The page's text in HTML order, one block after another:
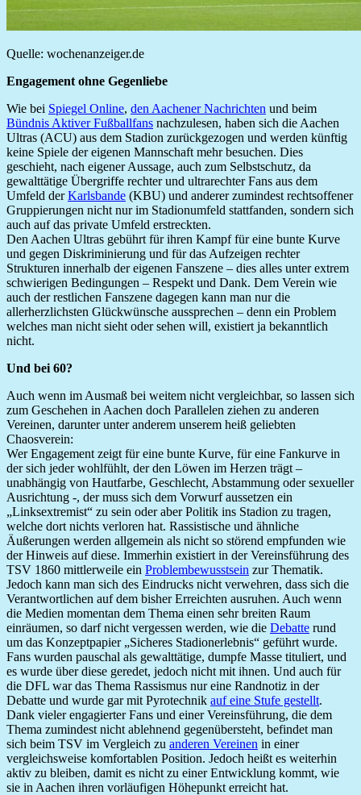
Quelle: wochenanzeiger.de
Engagement ohne Gegenliebe
Wie bei Spiegel Online, den Aachener Nachrichten und beim
Bündnis Aktiver Fußballfans nachzulesen, haben sich die Aachen
Ultras (ACU) aus dem Stadion zurückgezogen und werden künftig
keine Spiele der eigenen Mannschaft mehr besuchen. Dies
geschieht, nach eigener Aussage, auch zum Selbstschutz, da
gewalttätige Übergriffe rechter und ultrarechter Fans aus dem
Umfeld derKarlsbande (KBU) und anderer zumindest rechtsoffener
Gruppierungen nicht nur im Stadionumfeld stattfanden, sondern sich
auch auf das private Umfeld erstreckten.
Den Aachen Ultras gebührt für ihren Kampf für eine bunte Kurve
und gegen Diskriminierung und für das Aufzeigen rechter
Strukturen innerhalb der eigenen Fanszene – dies alles unter extrem
schwierigen Bedingungen – Respekt und Dank. Dem Verein wie
auch der restlichen Fanszene dagegen kann man nur die
allerherzlichsten Glückwünsche aussprechen – denn ein Problem
welches man nicht sieht oder sehen will, existiert ja bekanntlich
nicht.
Und bei 60?
Auch wenn im Ausmaß bei weitem nicht vergleichbar, so lassen sich
zum Geschehen in Aachen doch Parallelen ziehen zu anderen
Vereinen, darunter unter anderem unserem heiß geliebten
Chaosverein:
Wer Engagement zeigt für eine bunte Kurve, für eine Fankurve in
der sich jeder wohlfühlt, der den Löwen im Herzen trägt –
unabhängig von Hautfarbe, Geschlecht, Abstammung oder sexueller
Ausrichtung -, der muss sich dem Vorwurf aussetzen ein
„Linksextremist“ zu sein oder aber Politik ins Stadion zu tragen,
welche dort nichts verloren hat. Rassistische und ähnliche
Äußerungen werden allgemein als nicht so störend empfunden wie
der Hinweis auf diese. Immerhin existiert in der Vereinsführung des
TSV 1860 mittlerweile ein Problembewusstsein zur Thematik.
Jedoch kann man sich des Eindrucks nicht verwehren, dass sich die
Verantwortlichen auf dem bisher Erreichten ausruhen. Auch wenn
die Medien momentan dem Thema einen sehr breiten Raum
einräumen, so darf nicht vergessen werden, wie die Debatte rund
um das Konzeptpapier „Sicheres Stadionerlebnis“ geführt wurde.
Fans wurden pauschal als gewalttätige, dumpfe Masse tituliert, und
es wurde über diese geredet, jedoch nicht mit ihnen. Und auch für
die DFL war das Thema Rassismus nur eine Randnotiz in der
Debatte und wurde gar mit Pyrotechnik auf eine Stufe gestellt.
Dank vieler engagierter Fans und einer Vereinsführung, die dem
Thema zumindest nicht ablehnend gegenübersteht, befindet man
sich beim TSV im Vergleich zu anderen Vereinen in einer
vergleichsweise komfortablen Position. Jedoch heißt es weiterhin
aktiv zu bleiben, damit es nicht zu einer Entwicklung kommt, wie
sie in Aachen ihren vorläufigen Höhepunkt erreicht hat.